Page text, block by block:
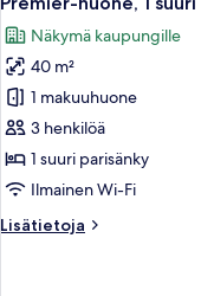
parveke,
kaupunkinäköala
kaikki
huonetyypin
Premier-
huone,
1
suuri
parisänky,
kaupunkinäköala
Näkymä kaupungille
40 m²
1 makuuhuone
3 henkilöä
1 suuri parisänky
Ilmainen Wi-Fi
Lisätietoja
Lisätietoja